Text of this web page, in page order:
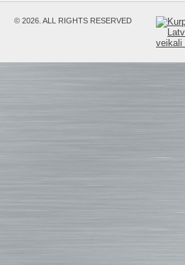
© 2026. ALL RIGHTS RESERVED